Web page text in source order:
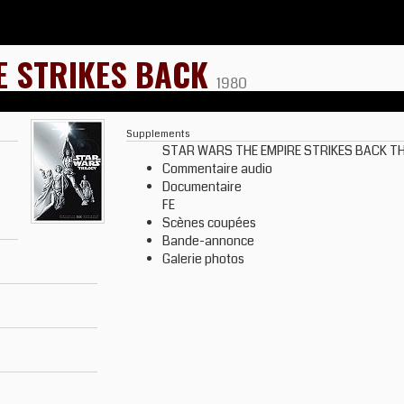
STRIKES BACK 1980
Supplements
STAR WARS THE EMPIRE STRIKES BACK
Commentaire audio
Documentaire
FE
Scènes coupées
Bande-annonce
Galerie photos